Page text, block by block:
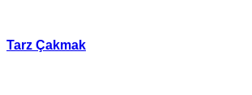
Tarz Çakmak